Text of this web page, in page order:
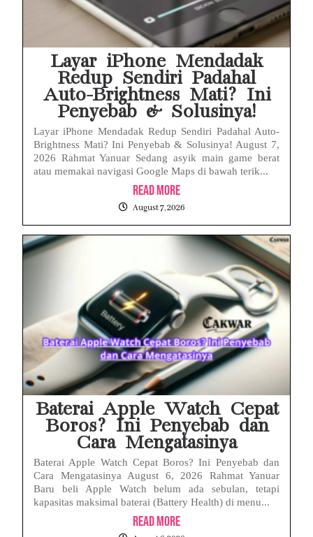
Layar iPhone Mendadak
Redup Sendiri Padahal
Auto-Brightness Mati? Ini
Penyebab & Solusinya!
Layar iPhone Mendadak Redup Sendiri Padahal Auto-
Brightness Mati? Ini Penyebab & Solusinya! August 7,
2026 Rahmat Yanuar Sedang asyik main game berat
atau memakai navigasi Google Maps di bawah terik...
Read More
August 7, 2026
Baterai Apple Watch Cepat
Boros? Ini Penyebab dan
Cara Mengatasinya
Baterai Apple Watch Cepat Boros? Ini Penyebab dan
Cara Mengatasinya August 6, 2026 Rahmat Yanuar
Baru beli Apple Watch belum ada sebulan, tetapi
kapasitas maksimal baterai (Battery Health) di menu...
Read More